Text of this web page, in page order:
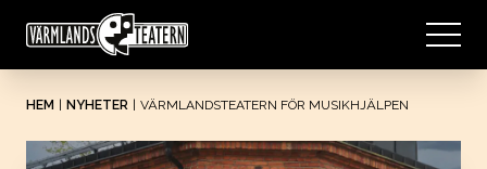
HEM NYHETER VÄRMLANDSTEATERN FÖR MUSIKHJÄLPEN